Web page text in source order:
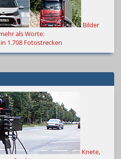
Bilder
als Worte:
1.708 Fotostrecken
Knete,